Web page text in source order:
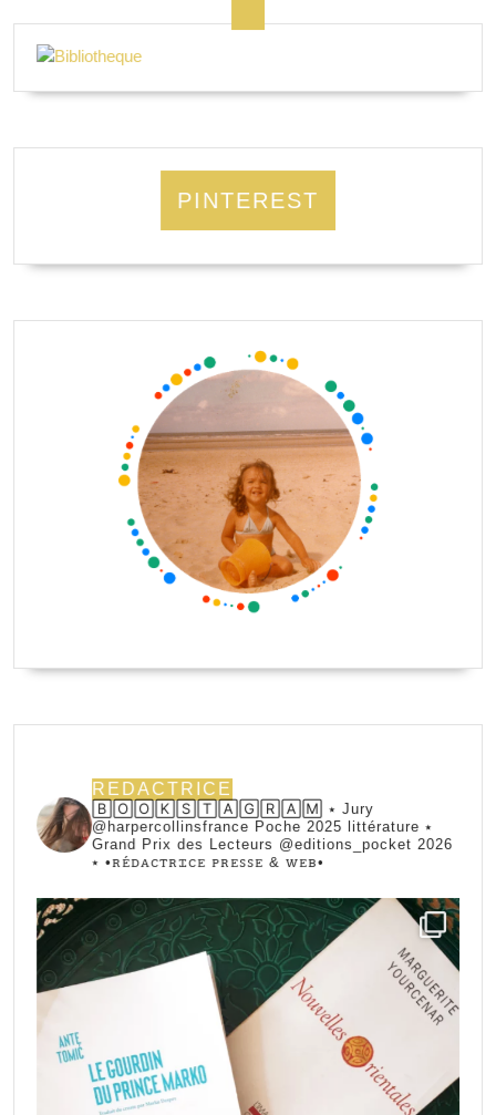
PINTEREST
REDACTRICE
🄱🄾🄾🄺🅂🅃🄰🄶🅁🄰🄼 ⭑ Jury
@harpercollinsfrance Poche 2025 littérature ⭑
Grand Prix des Lecteurs @editions_pocket 2026
⭑ •ꭱꭼ́ꭰꭺꮯꭲꭱꮖꮯꭼ ꮲꭱꭼꮪꮪꭼ & ꮃꭼᏼ•